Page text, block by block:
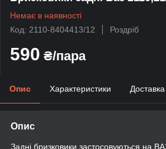
Немає в наявності
Код: 2110-8404413/12
Роздріб
590 ₴/пара
Опис Характеристики Доставка
Опис
Задні бризковики застосовуються на